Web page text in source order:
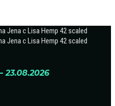
23.08.2026